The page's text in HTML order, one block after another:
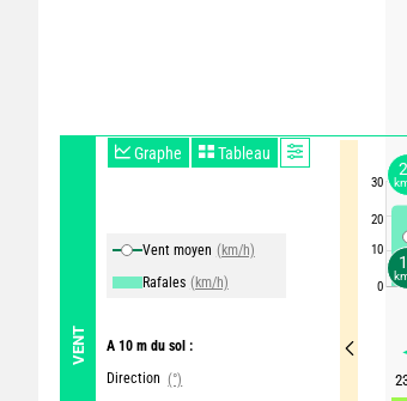
VENT
Graphe Tableau
Vent moyen (km/h)
Rafales (km/h)
A 10 m du sol :
Direction (°)
30
20
10
0